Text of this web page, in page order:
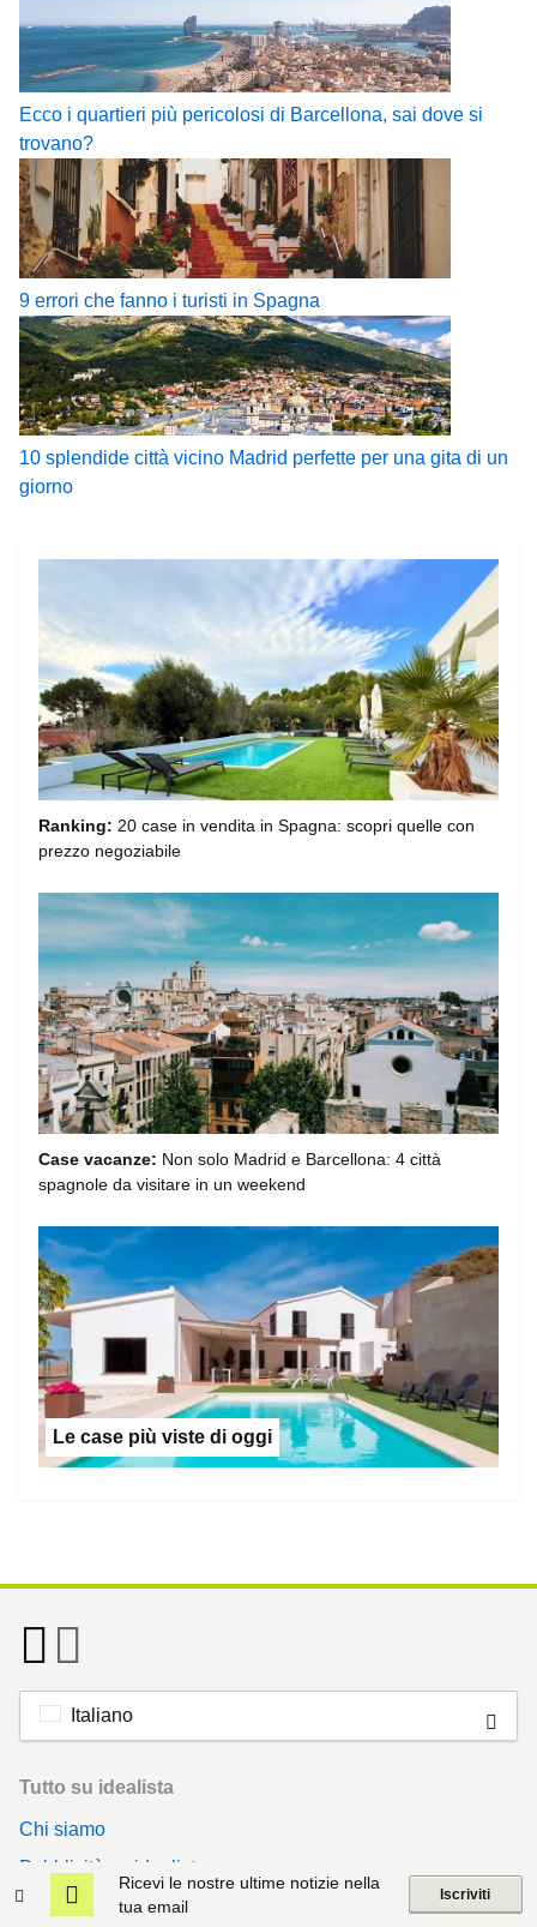
Ricevi le nostre ultime notizie nella
tua email
Iscriviti
Ecco i quartieri più pericolosi di Barcellona, sai dove si
trovano?
9 errori che fanno i turisti in Spagna
10 splendide città vicino Madrid perfette per una gita di un
giorno
Ranking: 20 case in vendita in Spagna: scopri quelle con
prezzo negoziabile
Case vacanze: Non solo Madrid e Barcellona: 4 città
spagnole da visitare in un weekend
Le case più viste di oggi
Italiano
Footer
Tutto su idealista
Chi siamo
Pubblicità su idealista
Contatta idealista/news